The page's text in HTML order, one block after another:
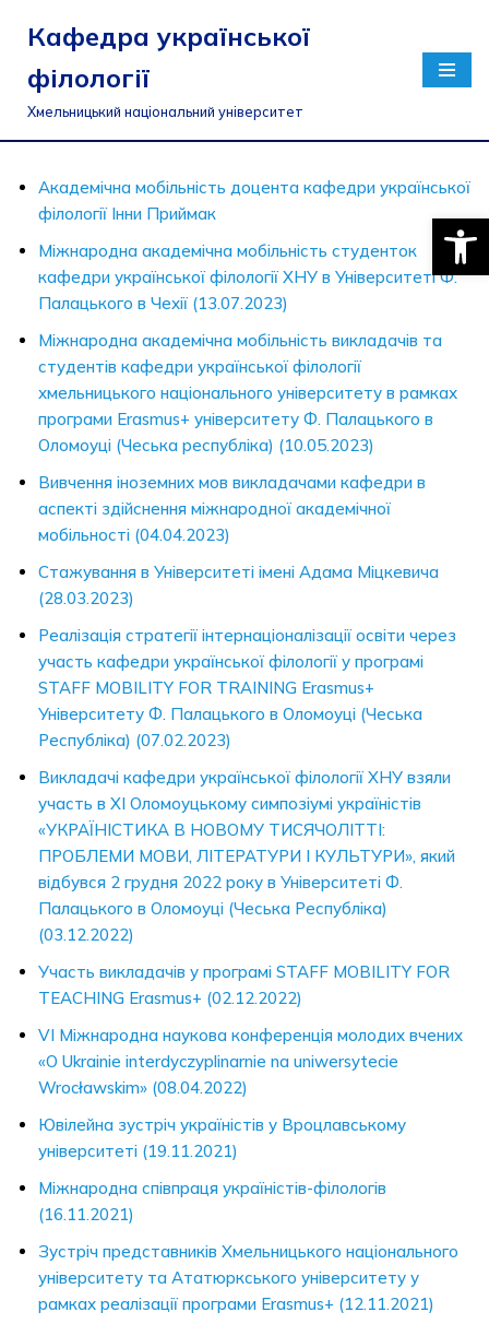
Перейти
до
вмісту
Кафедра української
філології
Хмельницький національний університет
Академічна мобільність доцента кафедри української
філології Інни Приймак
Міжнародна академічна мобільність студенток
кафедри української філології ХНУ в Університеті Ф.
Палацького в Чехії (13.07.2023)
Міжнародна академічна мобільність викладачів та
студентів кафедри української філології
хмельницького національного університету в рамках
програми Erasmus+ університету Ф. Палацького в
Оломоуці (Чеська республіка) (10.05.2023)
Вивчення іноземних мов викладачами кафедри в
аспекті здійснення міжнародної академічної
мобільності (04.04.2023)
Стажування в Університеті імені Адама Міцкевича
(28.03.2023)
Реалізація стратегії інтернаціоналізації освіти через
участь кафедри української філології у програмі
STAFF MOBILITY FOR TRAINING Erasmus+
Університету Ф. Палацького в Оломоуці (Чеська
Республіка) (07.02.2023)
Викладачі кафедри української філології ХНУ взяли
участь в ХI Оломоуцькому симпозіумі україністів
«УКРАЇНІСТИКА В НОВОМУ ТИСЯЧОЛІТТІ:
ПРОБЛЕМИ МОВИ, ЛІТЕРАТУРИ І КУЛЬТУРИ», який
відбувся 2 грудня 2022 року в Університеті Ф.
Палацького в Оломоуці (Чеська Республіка)
(03.12.2022)
Участь викладачів у програмі STAFF MOBILITY FOR
TEACHING Erasmus+ (02.12.2022)
VI Міжнародна наукова конференція молодих вчених
«O Ukrainie interdyczyplinarnie na uniwersytecie
Wrocławskim» (08.04.2022)
Ювілейна зустріч україністів у Вроцлавському
університеті (19.11.2021)
Міжнародна співпраця україністів-філологів
(16.11.2021)
Зустріч представників Хмельницького національного
університету та Ататюркського університету у
рамках реалізації програми Erasmus+ (12.11.2021)